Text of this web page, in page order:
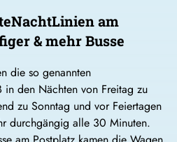
am
& mehr Busse
die so genannten
in den Nächten von Freitag zu
zu Sonntag und vor Feiertagen
durchgängig alle 30 Minuten.